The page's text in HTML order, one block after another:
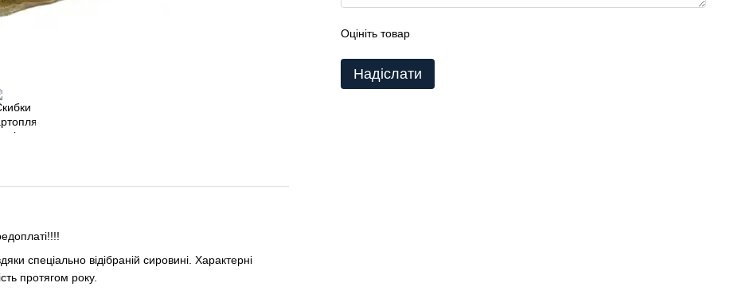
спеціально відібраній сировині. Характерні
протягом року.
Оцініть товар
Надіслати